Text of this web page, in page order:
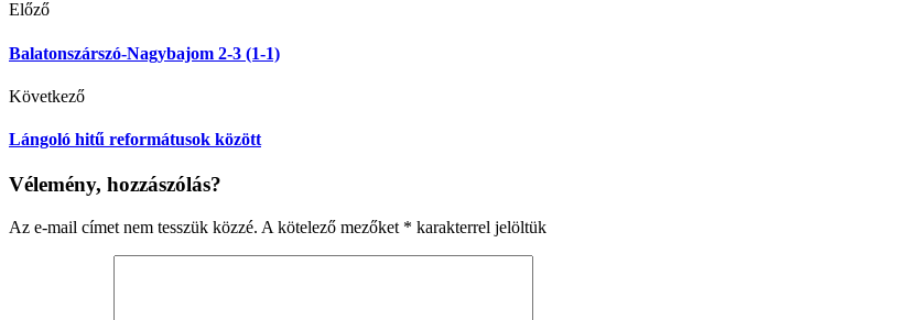
Előző
Balatonszárszó-Nagybajom 2-3 (1-1)
Következő
Lángoló hitű reformátusok között
Vélemény, hozzászólás?
Az e-mail címet nem tesszük közzé. A kötelező mezőket * karakterrel jelöltük